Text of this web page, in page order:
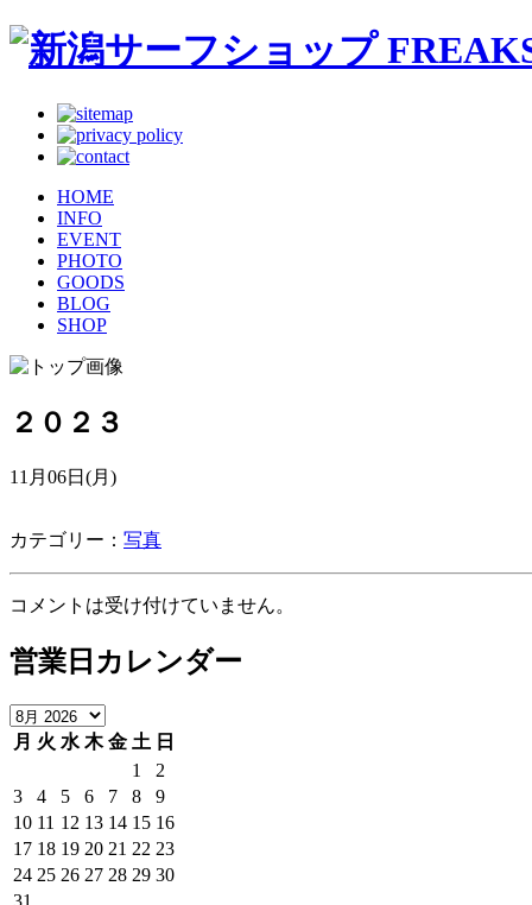
HOME
INFO
EVENT
PHOTO
GOODS
BLOG
SHOP
２０２３
11月06日(月)
カテゴリー： 写真
コメントは受け付けていません。
営業日カレンダー
月 火 水 木 金 土 日
1
2
3
4 5 6 7 8
9
10 11 12 13 14 15 16
17 18 19 20 21 22 23
24 25 26 27 28 29 30
31